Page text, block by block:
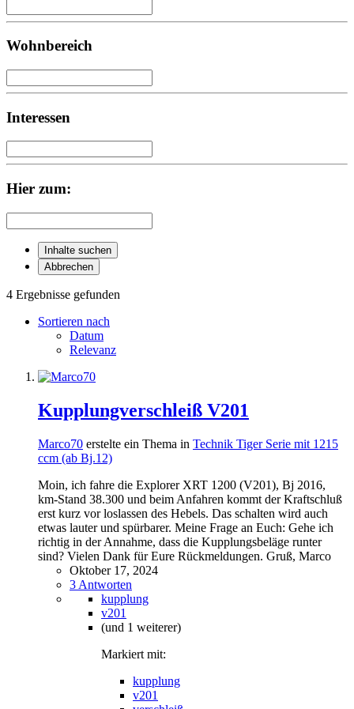
Wohnbereich
Interessen
Hier zum:
Inhalte suchen
Abbrechen
4 Ergebnisse gefunden
Sortieren nach
Datum
Relevanz
Kupplungverschleiß V201
Marco70 erstelte ein Thema in Technik Tiger Serie mit 1215
ccm (ab Bj.12)
Moin, ich fahre die Explorer XRT 1200 (V201), Bj 2016,
km-Stand 38.300 und beim Anfahren kommt der Kraftschluß
erst kurz vor loslassen des Hebels. Das schalten wird auch
etwas lauter und spürbarer. Meine Frage an Euch: Gehe ich
richtig in der Annahme, dass die Kupplungsbeläge runter
sind? Vielen Dank für Eure Rückmeldungen. Gruß, Marco
Oktober 17, 2024
3 Antworten
kupplung
v201
(und 1 weiterer)
Markiert mit:
kupplung
v201